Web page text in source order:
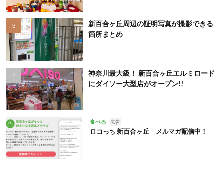
新百合ヶ丘周辺の証明写真が撮影できる
箇所まとめ
神奈川最大級！ 新百合ヶ丘エルミロード
にダイソー大型店がオープン!!
食べる 広告
ロコっち 新百合ヶ丘 メルマガ配信中！